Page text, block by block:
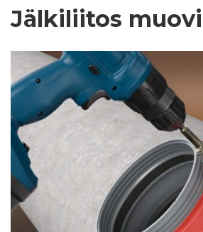
Jälkiliitos